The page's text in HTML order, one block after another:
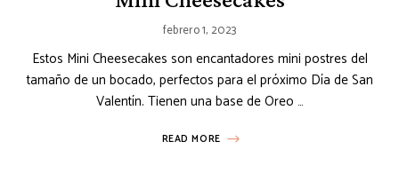
febrero 1, 2023
Estos Mini Cheesecakes son encantadores mini postres del
tamaño de un bocado, perfectos para el próximo Día de San
Valentín. Tienen una base de Oreo …
READ MORE